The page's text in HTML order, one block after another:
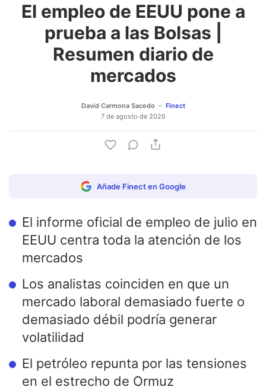
Adjuntar imagen Comentar
El empleo de EEUU pone a
prueba a las Bolsas |
Resumen diario de
mercados
David Carmona Sacedo
Finect
7 de agosto de 2026
Añade Finect en Google
El informe oficial de empleo de julio en
EEUU centra toda la atención de los
mercados
Los analistas coinciden en que un
mercado laboral demasiado fuerte o
demasiado débil podría generar
volatilidad
El petróleo repunta por las tensiones
en el estrecho de Ormuz